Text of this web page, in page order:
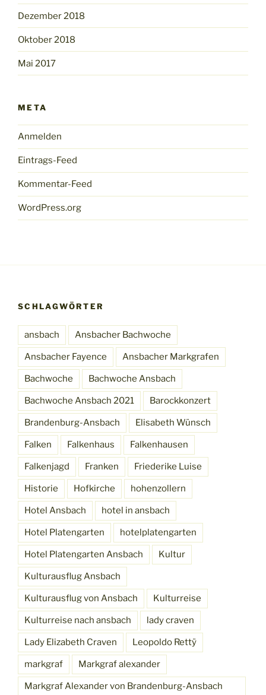
Dezember 2018
Oktober 2018
Mai 2017
META
Anmelden
Eintrags-Feed
Kommentar-Feed
WordPress.org
SCHLAGWÖRTER
ansbach Ansbacher Bachwoche
Ansbacher Fayence Ansbacher Markgrafen
Bachwoche Bachwoche Ansbach
Bachwoche Ansbach 2021 Barockkonzert
Brandenburg-Ansbach Elisabeth Wünsch
Falken Falkenhaus Falkenhausen
Falkenjagd Franken Friederike Luise
Historie Hofkirche hohenzollern
Hotel Ansbach hotel in ansbach
Hotel Platengarten hotelplatengarten
Hotel Platengarten Ansbach Kultur
Kulturausflug Ansbach
Kulturausflug von Ansbach Kulturreise
Kulturreise nach ansbach lady craven
Lady Elizabeth Craven Leopoldo Rettÿ
markgraf Markgraf alexander
Markgraf Alexander von Brandenburg-Ansbach